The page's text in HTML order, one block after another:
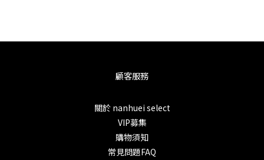
顧客服務
關於 nanhuei select
VIP募集
購物須知
常見問題FAQ